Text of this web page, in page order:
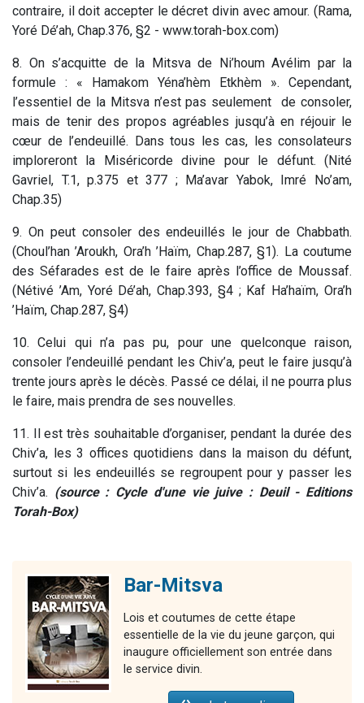
contraire, il doit accepter le décret divin avec amour. (Rama,
Yoré Dé’ah, Chap.376, §2 - www.torah-box.com)
8. On s’acquitte de la Mitsva de Ni’houm Avélim par la
formule : « Hamakom Yéna’hèm Etkhèm ». Cependant,
l’essentiel de la Mitsva n’est pas seulement de consoler,
mais de tenir des propos agréables jusqu’à en réjouir le
cœur de l’endeuillé. Dans tous les cas, les consolateurs
imploreront la Miséricorde divine pour le défunt. (Nité
Gavriel, T.1, p.375 et 377 ; Ma’avar Yabok, Imré No’am,
Chap.35)
9. On peut consoler des endeuillés le jour de Chabbath.
(Choul’han ’Aroukh, Ora’h ’Haïm, Chap.287, §1). La coutume
des Séfarades est de le faire après l’office de Moussaf.
(Nétivé ’Am, Yoré Dé’ah, Chap.393, §4 ; Kaf Ha’haïm, Ora’h
’Haïm, Chap.287, §4)
10. Celui qui n’a pas pu, pour une quelconque raison,
consoler l’endeuillé pendant les Chiv’a, peut le faire jusqu’à
trente jours après le décès. Passé ce délai, il ne pourra plus
le faire, mais prendra de ses nouvelles.
11. Il est très souhaitable d’organiser, pendant la durée des
Chiv’a, les 3 offices quotidiens dans la maison du défunt,
surtout si les endeuillés se regroupent pour y passer les
Chiv’a. (source : Cycle d'une vie juive : Deuil - Editions
Torah-Box)
Bar-Mitsva
Lois et coutumes de cette étape
essentielle de la vie du jeune garçon, qui
inaugure officiellement son entrée dans
le service divin.